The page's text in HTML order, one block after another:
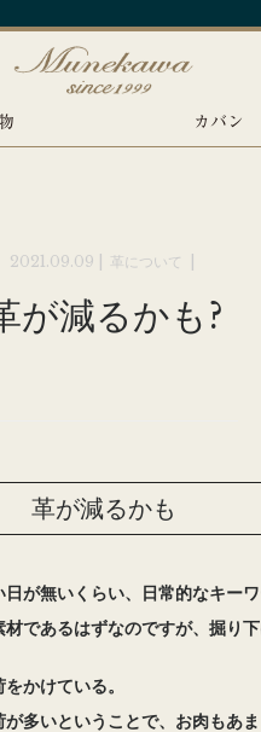
カバン
2021.09.09 | 革について
が減るかも?
革が減るかも
が無いくらい、日常的なキーワ
であるはずなのですが、掘り
かけている。
多いということで、お肉もあ